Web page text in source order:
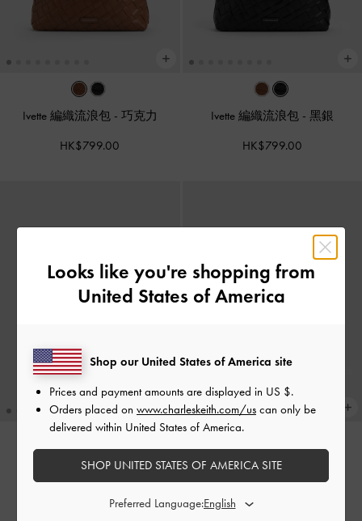
Ivette 編織流浪包 - 巧克力
HK$799.00
Ivette 編織流浪包 - 黑銀
HK$799.00
Fergie 編織托特包-混色 Fergie 托特包
Looks like you're shopping from
United States of America
Shop our United States of America site
Prices and payment amounts are displayed in US $.
Orders placed on www.charleskeith.com/us can only be
delivered within United States of America.
SHOP UNITED STATES OF AMERICA SITE
Preferred Language: